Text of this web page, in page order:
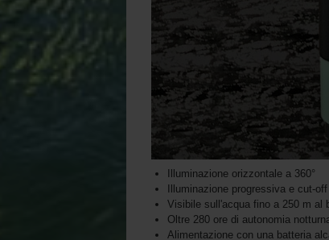
Illuminazione orizzontale a 360°
Illuminazione progressiva e cut-
Visibile sull'acqua fino a 250 m al
Oltre 280 ore di autonomia
Alimentazione con una batteria